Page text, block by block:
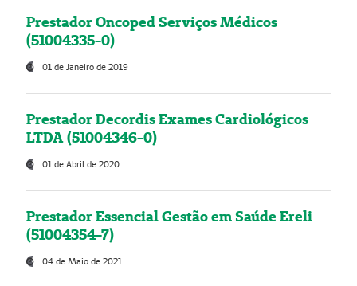
Prestador Oncoped Serviços Médicos
(51004335-0)
01 de Janeiro de 2019
Prestador Decordis Exames Cardiológicos
LTDA (51004346-0)
01 de Abril de 2020
Prestador Essencial Gestão em Saúde Ereli
(51004354-7)
04 de Maio de 2021